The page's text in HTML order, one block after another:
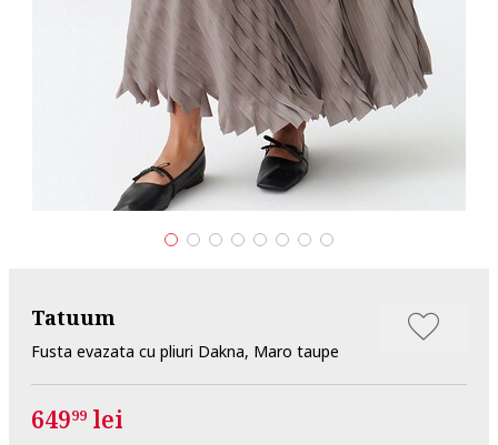
Tatuum
Fusta evazata cu pliuri Dakna, Maro taupe
64999 lei